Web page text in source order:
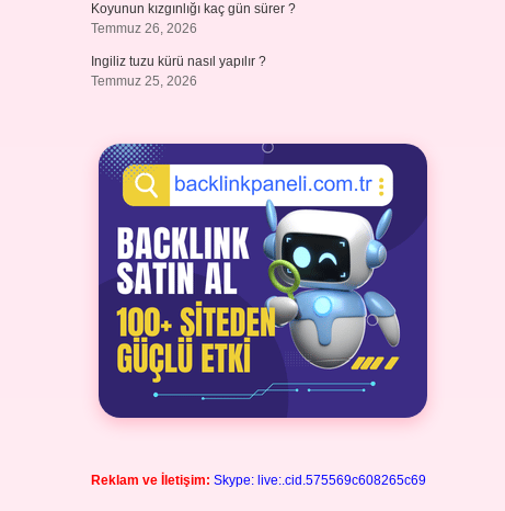
Koyunun kızgınlığı kaç gün sürer ?
Temmuz 26, 2026
Ingiliz tuzu kürü nasıl yapılır ?
Temmuz 25, 2026
Reklam ve İletişim: Skype: live:.cid.575569c608265c69